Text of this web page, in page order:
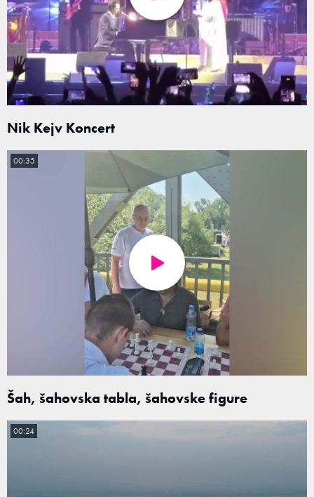
Nik Kejv Koncert
Šah, šahovska tabla, šahovske figure
00:35
00:24